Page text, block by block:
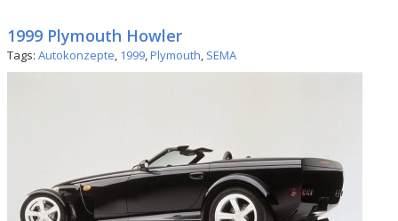
1999 Plymouth Howler
Tags: Autokonzepte, 1999,Plymouth, SEMA